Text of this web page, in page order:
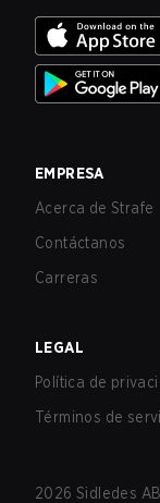
EMPRESA
Acerca de Strafe
Contáctanos
Carreras
LEGAL
Política de
Términos de
2026 Sidledes